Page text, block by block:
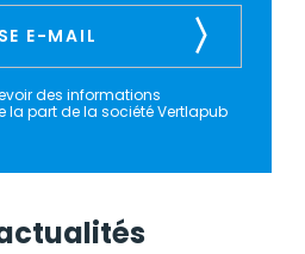
des informations
la part de la société Vertlapub